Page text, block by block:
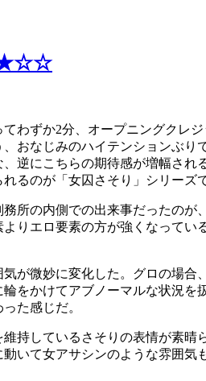
てわずか2分、オープニングク
おなじみのハイテンションぶ
逆にこちらの期待感が増幅さ
るのが「女囚さそり」シリーズ
所の内側での出来事だったの
りエロ要素の方が強くなって
が微妙に変化した。グロの場
をかけてアブノーマルな状況
た感じだ。
持しているさそりの表情が素
いて女アサシンのような雰囲